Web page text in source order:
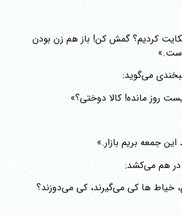
کردیم؟ گمش کن! باز هم زن بودن
می‌گوید:
روز مانده! کالا دوختی؟»
جمعه بریم بازار.»
در هم می‌کشد:
خیاط ها کی می‌گیرند، کی می‌دوزند؟